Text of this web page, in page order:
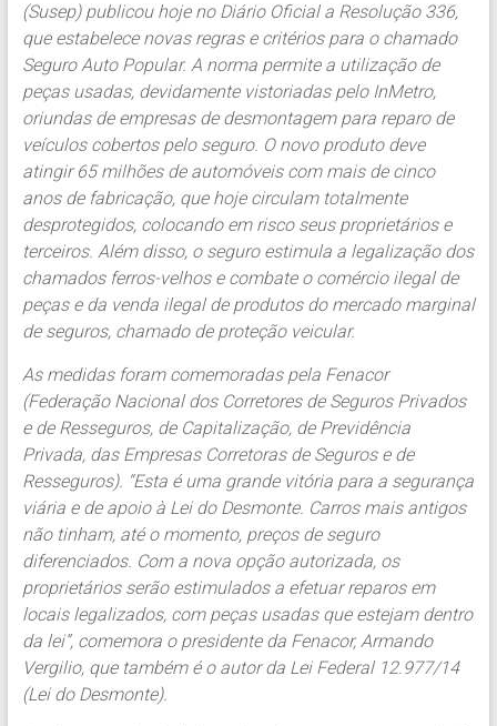
(Susep) publicou hoje no Diário Oficial a Resolução 336,
que estabelece novas regras e critérios para o chamado
Seguro Auto Popular. A norma permite a utilização de
peças usadas, devidamente vistoriadas pelo InMetro,
oriundas de empresas de desmontagem para reparo de
veículos cobertos pelo seguro. O novo produto deve
atingir 65 milhões de automóveis com mais de cinco
anos de fabricação, que hoje circulam totalmente
desprotegidos, colocando em risco seus proprietários e
terceiros. Além disso, o seguro estimula a legalização dos
chamados ferros-velhos e combate o comércio ilegal de
peças e da venda ilegal de produtos do mercado marginal
de seguros, chamado de proteção veicular.
As medidas foram comemoradas pela Fenacor
(Federação Nacional dos Corretores de Seguros Privados
e de Resseguros, de Capitalização, de Previdência
Privada, das Empresas Corretoras de Seguros e de
Resseguros). “Esta é uma grande vitória para a segurança
viária e de apoio à Lei do Desmonte. Carros mais antigos
não tinham, até o momento, preços de seguro
diferenciados. Com a nova opção autorizada, os
proprietários serão estimulados a efetuar reparos em
locais legalizados, com peças usadas que estejam dentro
da lei”, comemora o presidente da Fenacor, Armando
Vergilio, que também é o autor da Lei Federal 12.977/14
(Lei do Desmonte).